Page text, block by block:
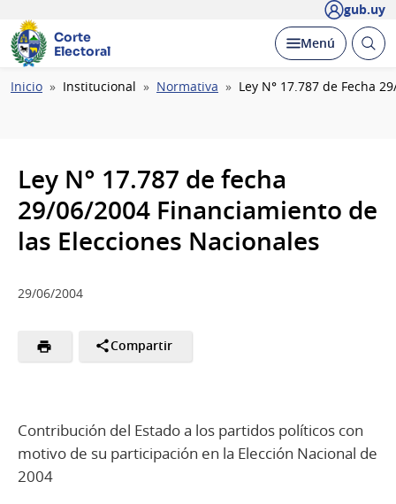
gub.uy
Corte
Electoral
Desplegar
Menú Abrir
Ruta
Inicio Institucional Normativa Ley N° 17.787 de Fecha
Ley N° 17.787 de fecha
29/06/2004 Financiamiento de
las Elecciones Nacionales
29/06/2004
Compartir
Contribución del Estado a los partidos políticos con
motivo de su participación en la Elección Nacional de
2004